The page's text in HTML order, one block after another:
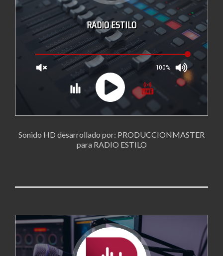
Sonido HD desarrollado por: PRODUCCIONMASTER
para RADIO ESTILO